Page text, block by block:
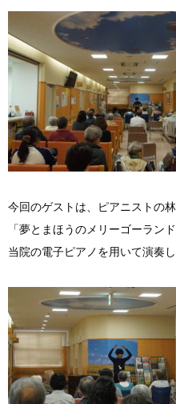
今回のゲストは、ピアニストの林
「夢とまほうのメリーゴーラン
当院の電子ピアノを用いて演奏